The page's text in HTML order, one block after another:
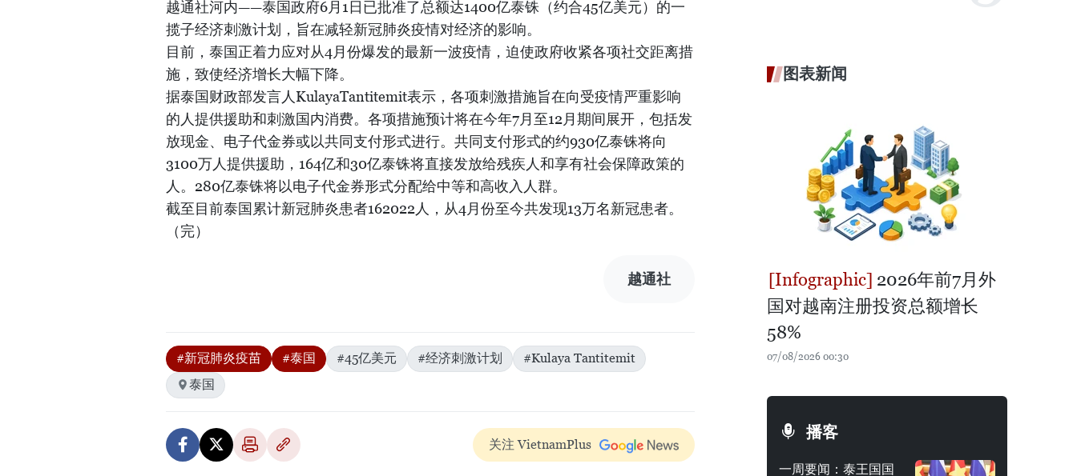
越通社河内——泰国政府6月1日已批准了总额达1400亿泰铢（约合45亿美元）的一
揽子经济刺激计划，旨在减轻新冠肺炎疫情对经济的影响。
目前，泰国正着力应对从4月份爆发的最新一波疫情，迫使政府收紧各项社交距离措
施，致使经济增长大幅下降。
据泰国财政部发言人KulayaTantitemit表示，各项刺激措施旨在向受疫情严重影响
的人提供援助和刺激国内消费。各项措施预计将在今年7月至12月期间展开，包括发
放现金、电子代金券或以共同支付形式进行。共同支付形式的约930亿泰铢将向
3100万人提供援助，164亿和30亿泰铢将直接发放给残疾人和享有社会保障政策的
人。280亿泰铢将以电子代金券形式分配给中等和高收入人群。
截至目前泰国累计新冠肺炎患者162022人，从4月份至今共发现13万名新冠患者。
（完）
越通社
#新冠肺炎疫苗 #泰国 #45亿美元 #经济刺激计划
#Kulaya Tantitemit
泰国
关注 VietnamPlus
图表新闻
2026年前7月外
国对越南注册投资总额增长
58%
07/08/2026 00:30
播客
一周要闻：泰王国国